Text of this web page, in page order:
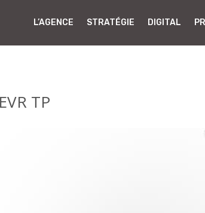
L’AGENCE STRATÉGIE DIGITAL
TP